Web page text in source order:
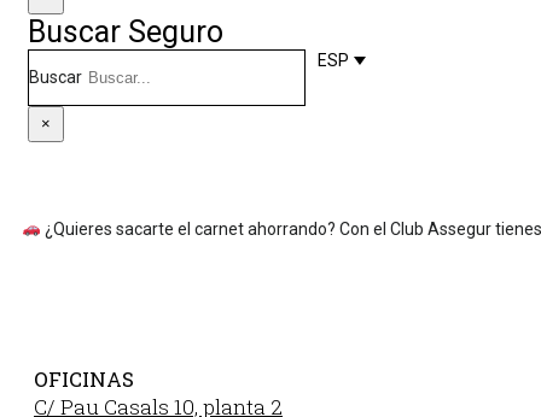
Buscar Seguro
Buscar
×
ESP
¿Quieres sacarte el carnet ahorrando? Con el Club Assegur
OFICINAS
C/ Pau Casals 10, planta 2